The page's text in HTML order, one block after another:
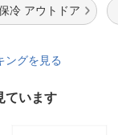
冷 アウトドア
ングを見る
ています